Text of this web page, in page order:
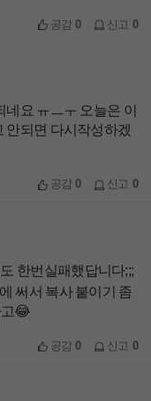
공감0 신고 0
요 ㅠㅡㅜ 오늘은 이
안되면 다시작성하겠
공감0 신고 0
한번실패했답니다;;;
써서 복사 붙이기 좀
😂
공감0 신고 0